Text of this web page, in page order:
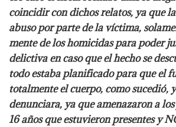
coincidir con dichos relatos, ya que
abuso por parte de la víctima,
mente de los homicidas para poder
delictiva en caso que el hecho se
todo estaba planificado para que el
totalmente el cuerpo, como sucedió,
denunciara, ya que amenazaron a los
16 años que estuvieron presentes y